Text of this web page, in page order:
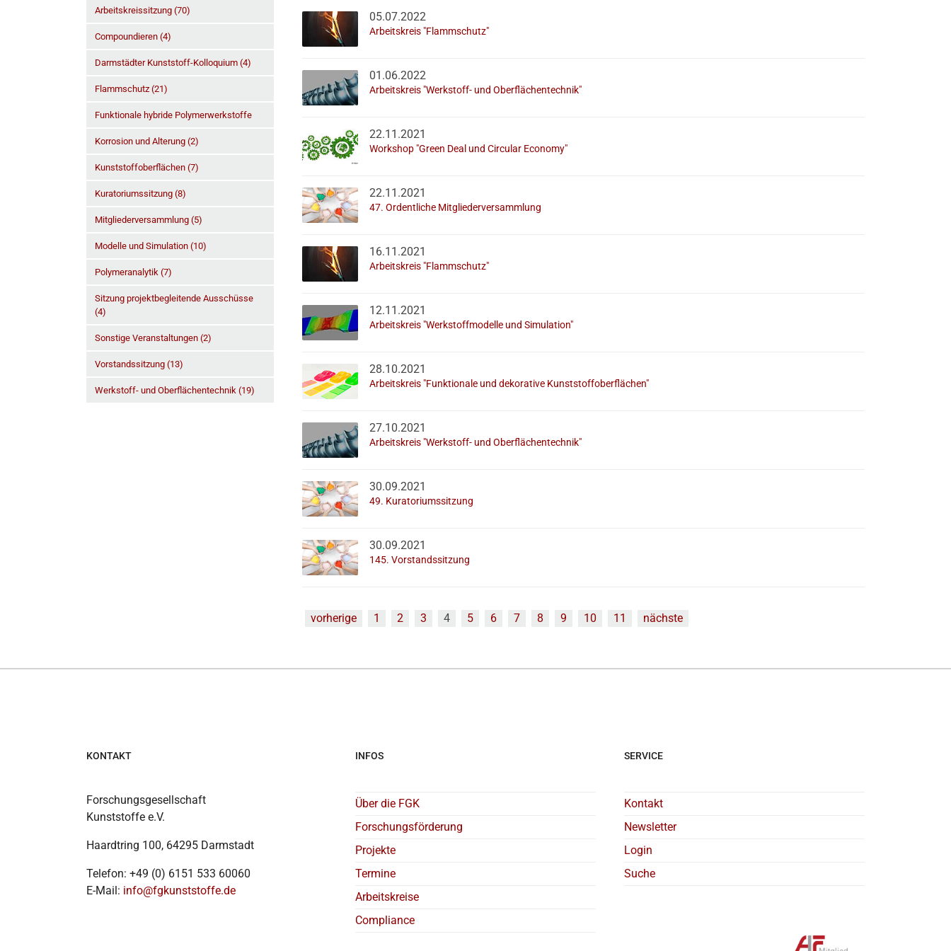
Arbeitskreis "Flammschutz"
05.07.2022
Arbeitskreis "Werkstoff- und Oberflächentechnik"
01.06.2022
Workshop "Green Deal und Circular Economy"
22.11.2021
47. Ordentliche Mitgliederversammlung
22.11.2021
Arbeitskreis "Flammschutz"
16.11.2021
Arbeitskreis "Werkstoffmodelle und Simulation"
12.11.2021
Arbeitskreis "Funktionale und dekorative Kunststoffoberflächen"
28.10.2021
Arbeitskreis "Werkstoff- und Oberflächentechnik"
27.10.2021
49. Kuratoriumssitzung
30.09.2021
145. Vorstandssitzung
30.09.2021
vorherige 1 2 3 4 5 6 7 8 9 10 11 nächste
Arbeitskreissitzung (70)
Compoundieren (4)
Darmstädter Kunststoff-Kolloquium (4)
Flammschutz (21)
Funktionale hybride Polymerwerkstoffe
Korrosion und Alterung (2)
Kunststoffoberflächen (7)
Kuratoriumssitzung (8)
Mitgliederversammlung (5)
Modelle und Simulation (10)
Polymeranalytik (7)
Sitzung projektbegleitende Ausschüsse
(4)
Sonstige Veranstaltungen (2)
Vorstandssitzung (13)
Werkstoff- und Oberflächentechnik (19)
KONTAKT
Forschungsgesellschaft
Kunststoffe e.V.
Haardtring 100, 64295 Darmstadt
Telefon: +49 (0) 6151 533 60060
E-Mail: info@fgkunststoffe.de
INFOS
Über die FGK
Forschungsförderung
Projekte
Termine
Arbeitskreise
Compliance
SERVICE
Kontakt
Newsletter
Login
Suche